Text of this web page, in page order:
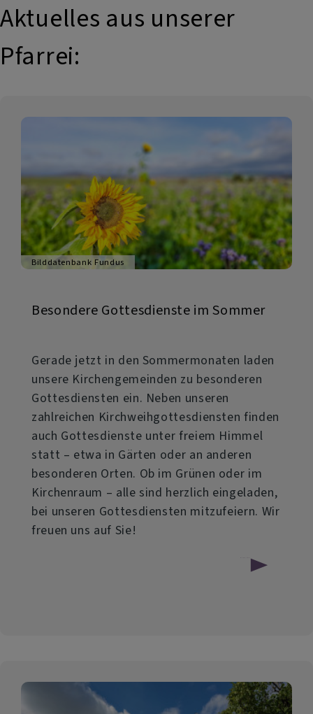
Aktuelles aus unserer
Pfarrei:
Bilddatenbank Fundus
Besondere Gottesdienste im Sommer
Gerade jetzt in den Sommermonaten laden
unsere Kirchengemeinden zu besonderen
Gottesdiensten ein. Neben unseren
zahlreichen Kirchweihgottesdiensten finden
auch Gottesdienste unter freiem Himmel
statt – etwa in Gärten oder an anderen
besonderen Orten. Ob im Grünen oder im
Kirchenraum – alle sind herzlich eingeladen,
bei unseren Gottesdiensten mitzufeiern. Wir
freuen uns auf Sie!